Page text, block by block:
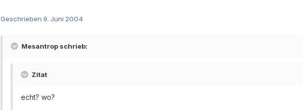
Geschrieben 9. Juni 2004
Mesantrop schrieb:
Zitat
echt? wo?